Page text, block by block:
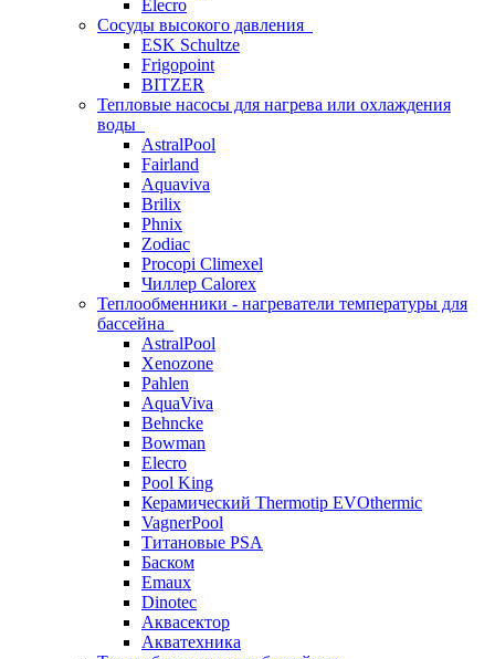
Elecro
Сосуды высокого давления
ESK Schultze
Frigopoint
BITZER
Тепловые насосы для нагрева или охлаждения
воды
AstralPool
Fairland
Aquaviva
Brilix
Phnix
Zodiac
Procopi Climexel
Чиллер Calorex
Теплообменники - нагреватели температуры для
бассейна
AstralPool
Xenozone
Pahlen
AquaViva
Behncke
Bowman
Elecro
Pool King
Керамический Thermotip EVOthermic
VagnerPool
Титановые PSA
Баском
Emaux
Dinotec
Аквасектор
Акватехника